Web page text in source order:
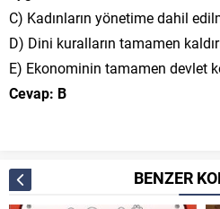
C) Kadınların yönetime dahil
D) Dini kuralların tamamen
E) Ekonominin tamamen devlet
Cevap: B
BENZER